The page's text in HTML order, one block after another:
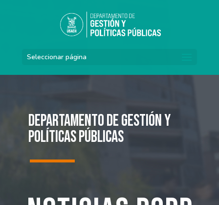
Seleccionar página
Departamento de Gestión y
Políticas Públicas